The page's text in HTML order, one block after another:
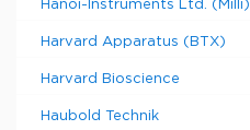
Hanoi-Instruments Ltd. (Milli)
Harvard Apparatus (BTX)
Harvard Bioscience
Haubold Technik